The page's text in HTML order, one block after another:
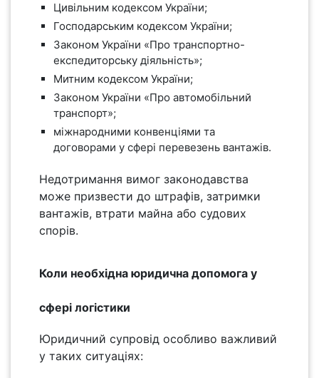
Цивільним кодексом України;
Господарським кодексом України;
Законом України «Про транспортно-
експедиторську діяльність»;
Митним кодексом України;
Законом України «Про автомобільний
транспорт»;
міжнародними конвенціями та
договорами у сфері перевезень вантажів.
Недотримання вимог законодавства
може призвести до штрафів, затримки
вантажів, втрати майна або судових
спорів.
Коли необхідна юридична допомога у
сфері логістики
Юридичний супровід особливо важливий
у таких ситуаціях: